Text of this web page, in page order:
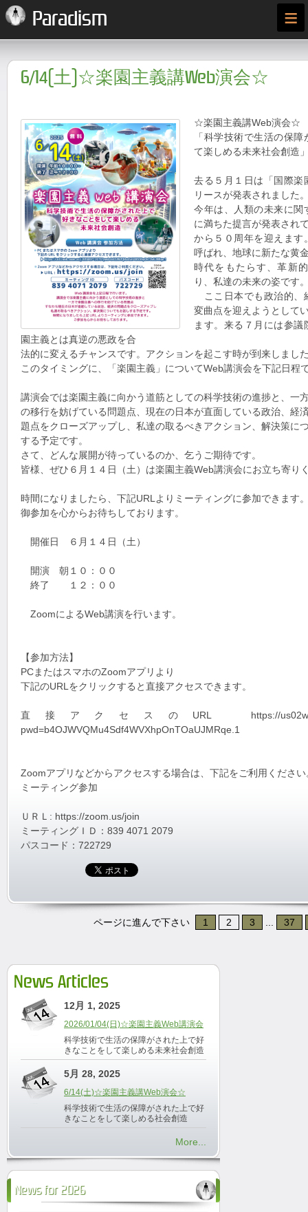
Paradism ≡
6/14(土)☆楽園主義講Web演会☆
☆楽園主義講Web演会☆
「科学技術で生活の保
て楽しめる未来社会創造
去る５月１日は「国際楽
リースが発表されました
今年は、人類の未来に関
に満ちた提言が発表され
から５０周年を迎えます
呼ばれ、地球に新たな黄
時代をもたらす、革新
り、私達の未来の姿です
ここ日本でも政治的、
変曲点を迎えようとして
ます。来る７月には参
園主義とは真逆の悪政を合
法的に変えるチャンスです。アクションを起こす時が到来しまし
このタイミングに、「楽園主義」についてWeb講演会を下記日程
講演会では楽園主義に向かう道筋としての科学技術の進捗と、一
の移行を妨げている問題点、現在の日本が直面している政治、経
題点をクローズアップし、私達の取るべきアクション、解決策に
する予定です。
さて、どんな展開が待っているのか、乞うご期待です。
皆様、ぜひ６月１４日（土）は楽園主義Web講演会にお立ち寄り
時間になりましたら、下記URLよりミーティングに参加できます
御参加を心からお待ちしております。
開催日 ６月１４日（土）
開演 朝１０：００
終了 １２：００
ZoomによるWeb講演を行います。
【参加方法】
PCまたはスマホのZoomアプリより
下記のURLをクリックすると直接アクセスできます。
直接アクセスのURL https://
pwd=b4OJWVQMu4Sdf4WVXhpOnTOaUJMRqe.1
Zoomアプリなどからアクセスする場合は、下記をご利用ください
ミーティング参加
ＵＲＬ: https://zoom.us/join
ミーティングＩＤ：839 4071 2079
パスコード：722729
ページに進んで下さい 1 2 3 37
News Articles
12月 1, 2025
2026/01/04(日)☆楽園主義Web講演会
科学技術で生活の保障がされた上で好
きなことをして楽しめる未来社会創造
5月 28, 2025
6/14(土)☆楽園主義講Web演会☆
科学技術で生活の保障がされた上で好
きなことをして楽しめる社会創造
More...
News for 2026